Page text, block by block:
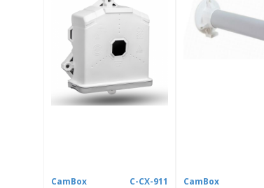
C-CX-911
CamBox CamBox